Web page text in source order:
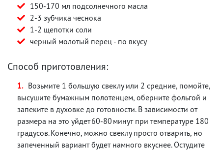
150-170 мл подсолнечного масла
2-3 зубчика чеснока
1-2 щепотки соли
черный молотый перец - по вкусу
Способ приготовления:
Возьмите 1 большую свеклу или 2 средние, помойте,
высушите бумажным полотенцем, оберните фольгой и
запеките в духовке до готовности. В зависимости от
размера на это уйдет 60-80 минут при температуре 180
градусов. Конечно, можно свеклу просто отварить, но
запеченный вариант будет намного вкуснее. Остудите